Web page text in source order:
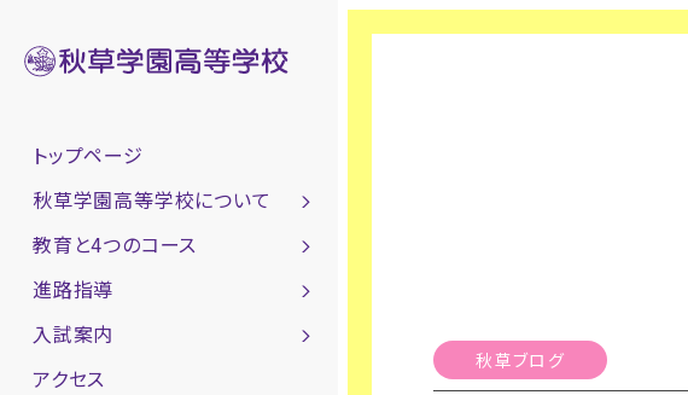
トップページ
秋草学園高等学校について
教育と4つのコース
進路指導
入試案内
アクセス
秋草ブログ